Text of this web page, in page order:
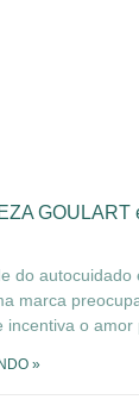
GOULART
do autocuidado
marca
incentiva o amor
»